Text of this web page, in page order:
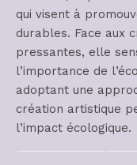
qui visent à
durables. Face aux
pressantes, elle
l’importance de
adoptant une
création artistique
l’impact écologique.